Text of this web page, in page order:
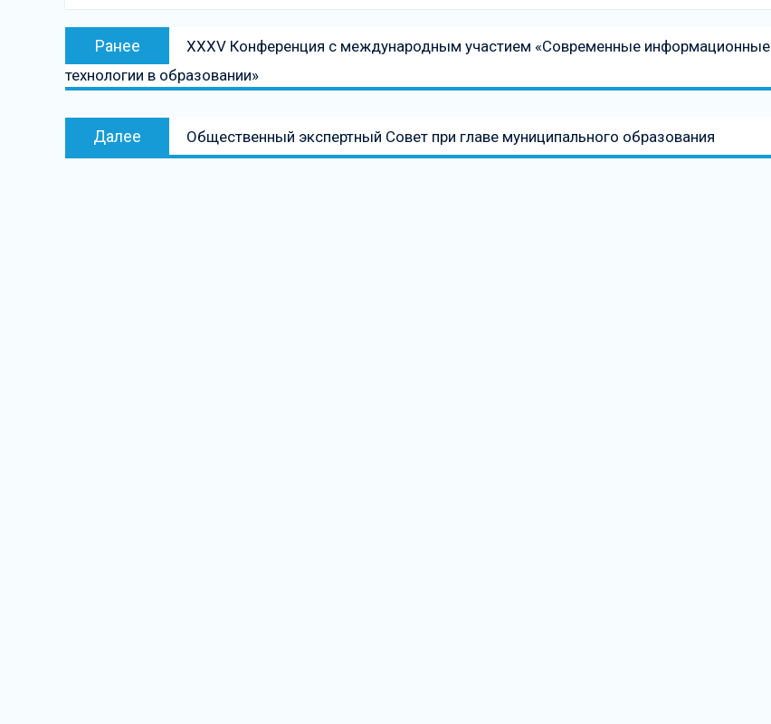
Навигация
записям
Ранее
Предыдущая
запись:
XXXV Конференция с международным участием «Современные информационные
технологии в образовании»
Далее
Следующая
запись
Общественный экспертный Совет при главе муниципального образования